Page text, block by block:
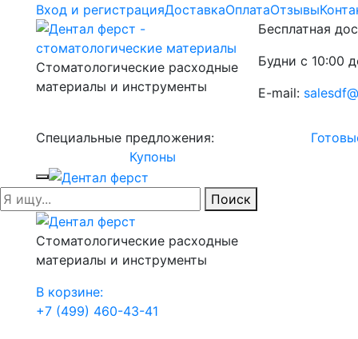
Вход и регистрацияДоставкаОплатаОтзывы
Стоматологические расходные
материалы и инструменты
Бесплатная
Будни с 10:00
E-mail:
Специальные предложения:
Купоны
Поиск
Стоматологические расходные
материалы и инструменты
В корзине:
+7 (499) 460-43-41